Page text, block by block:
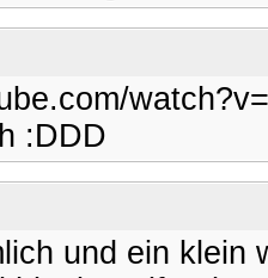
:DDD
und ein klein